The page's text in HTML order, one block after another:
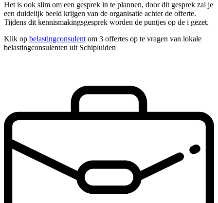
Het is ook slim om een gesprek in te plannen, door dit gesprek zal je
een duidelijk beeld krijgen van de organisatie achter de offerte.
Tijdens dit kennismakingsgesprek worden de puntjes op de i gezet.
Klik op belastingconsulent om 3 offertes op te vragen van lokale
belastingconsulenten uit Schipluiden